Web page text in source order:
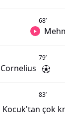
68’
79’
83’
Kocuk'tan çok